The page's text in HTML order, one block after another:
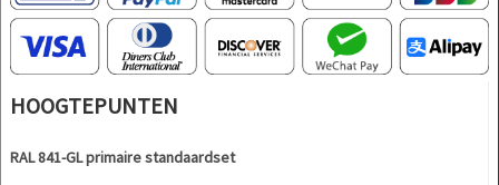
HOOGTEPUNTEN
RAL 841-GL primaire standaardset